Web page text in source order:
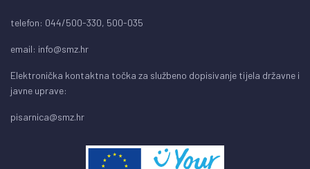
telefon: 044/500-330, 500-035
email: info@smz.hr
Elektronička kontaktna točka za službeno dopisivanje tijela državne i
javne uprave:
pisarnica@smz.hr